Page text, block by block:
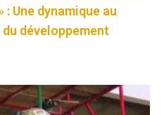
Une dynamique au
développement